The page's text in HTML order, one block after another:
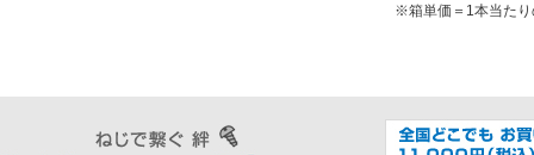
※箱単価＝1本当たり